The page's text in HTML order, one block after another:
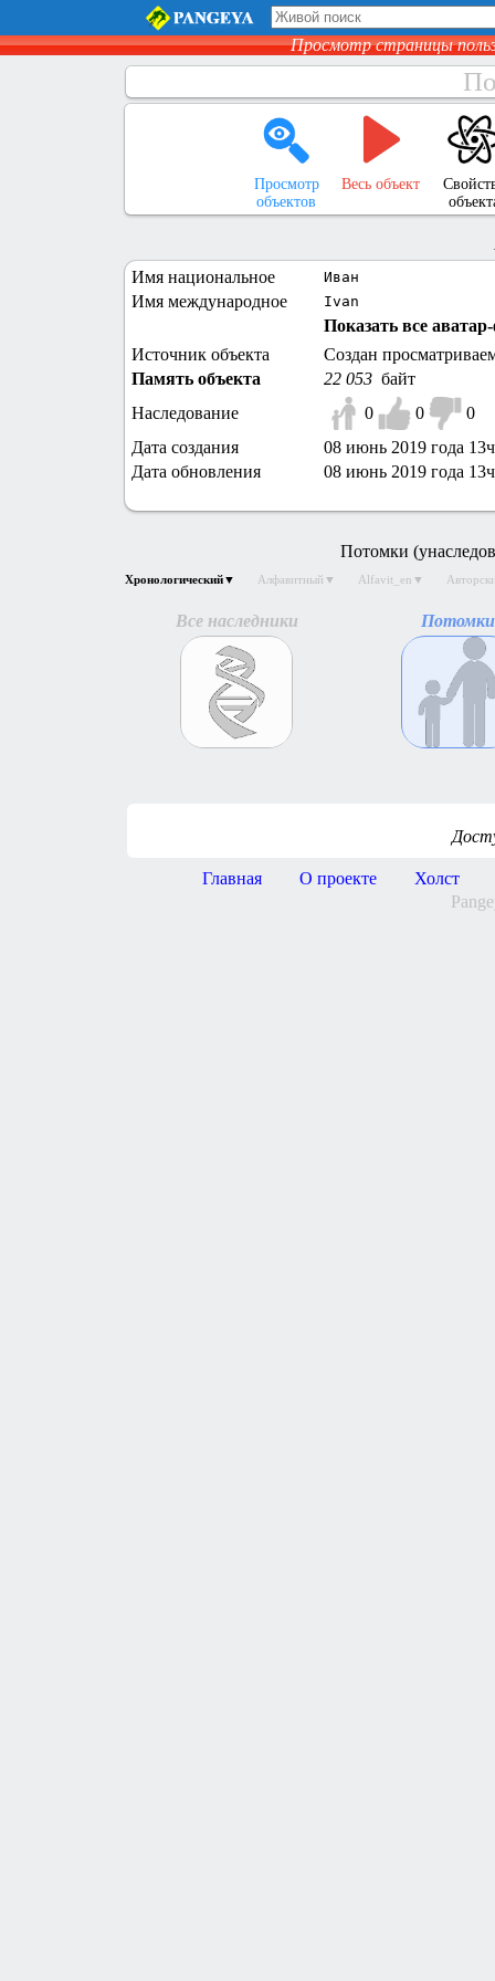
Просмотр страницы
Просмотр
объектов
Весь объект
Имя национальное
Иван
Имя международное Ivan
Показать все
Источник объекта
Создан
Память объекта
22 053 байт
Наследование
0 0
0
Дата создания
08 июнь 2019 года
Дата обновления
08 июнь 2019 года
Потомки
Хронологический▼ Алфавитный▼ Alfavit_en▼
Все наследники Потомки
Главная О проекте
Холст